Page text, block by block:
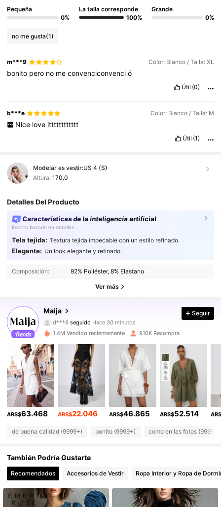
Pequeña
0%
La talla corresponde
100%
Grande
0%
no me gusta(1)
m***9 Color: Blanco / Talla: XL
bonito pero no meconvenciconvenció
Útil (0)
b***e Color: Blanco / Talla: M
Nice love itttttttttttt
Útil (1)
Modelar es vestir:US 4 (S)
Altura: 170.0
Detalles Del Producto
Características de la inteligencia artificial
Escrito basado en detalles
Tela tejida: Textura tejida impecable con un estilo refinado.
Elegante: Un look elegante y refinado.
Composición: 92% Poliéster, 8% Elastano
Ver más
Maija
4,87 2.7M Seguidores
2.7M Seguidores
4,87 2.7M Seguidores
4,87 2.7M Seguidores
4,87 2.7M Seguidores
4,87 2.7M Seguidores
4,87 2.7M Seguidores
2.7M Seguidores
4,87 2.7M Seguidores
4,87
Seguir
1.4M Vendido recientemente 910K Recompra
ARS$63.468 ARS$22.046 ARS$46.865 ARS$52.514
de buena calidad (9999+) bonito (9999+) como en las fotos (9999+)
También Podría Gustarte
Recomendados Accesorios de Vestir Ropa Interior y Ropa de